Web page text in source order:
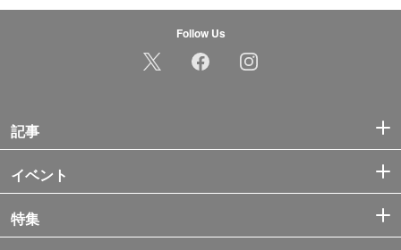
Follow Us
記事
イベント
特集